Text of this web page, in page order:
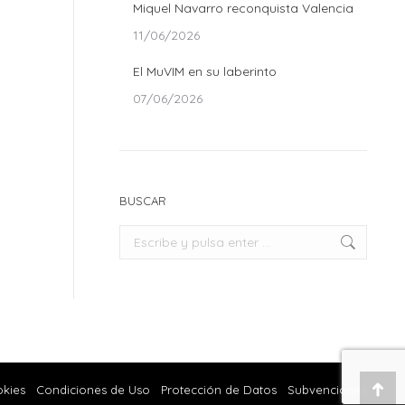
Miquel Navarro reconquista Valencia
11/06/2026
El MuVIM en su laberinto
07/06/2026
BUSCAR
Buscar:
Condiciones de Uso Protección de Datos Subvenciones
Ir